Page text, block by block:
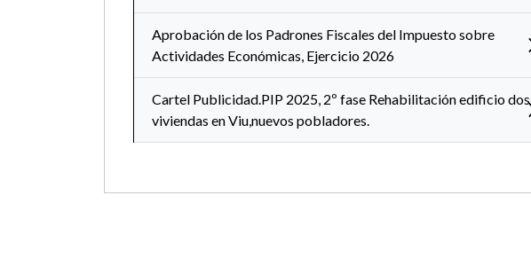
Aprobación de los Padrones Fiscales del Impuesto sobre
Actividades Económicas, Ejercicio 2026
Cartel Publicidad.PIP 2025, 2º fase Rehabilitación edificio dos
viviendas en Viu,nuevos pobladores.